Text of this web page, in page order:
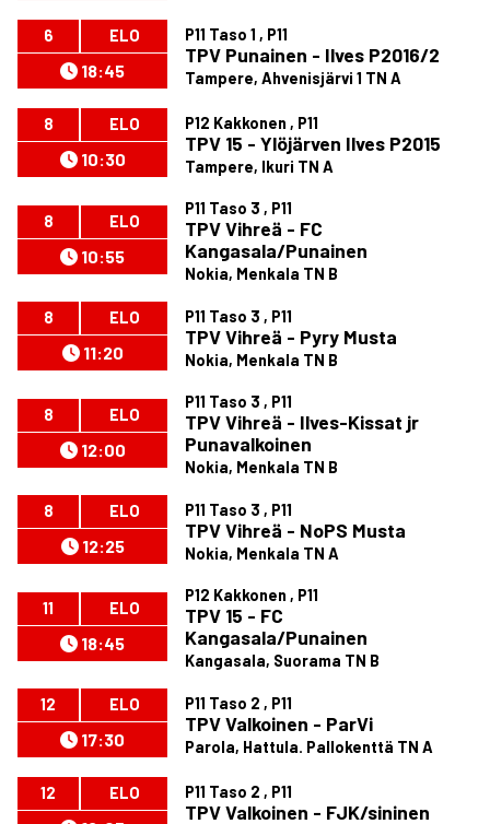
6 ELO
18:45
P11 Taso 1 , P11
TPV Punainen - Ilves P2016/2
Tampere, Ahvenisjärvi 1 TN A
8 ELO
10:30
P12 Kakkonen , P11
TPV 15 - Ylöjärven Ilves P2015
Tampere, Ikuri TN A
8 ELO
10:55
P11 Taso 3 , P11
TPV Vihreä - FC
Kangasala/Punainen
Nokia, Menkala TN B
8 ELO
11:20
P11 Taso 3 , P11
TPV Vihreä - Pyry Musta
Nokia, Menkala TN B
8 ELO
12:00
P11 Taso 3 , P11
TPV Vihreä - Ilves-Kissat jr
Punavalkoinen
Nokia, Menkala TN B
8 ELO
12:25
P11 Taso 3 , P11
TPV Vihreä - NoPS Musta
Nokia, Menkala TN A
11 ELO
18:45
P12 Kakkonen , P11
TPV 15 - FC
Kangasala/Punainen
Kangasala, Suorama TN B
12 ELO
17:30
P11 Taso 2 , P11
TPV Valkoinen - ParVi
Parola, Hattula. Pallokenttä TN A
12 ELO P11 Taso 2 , P11
TPV Valkoinen - FJK/sininen